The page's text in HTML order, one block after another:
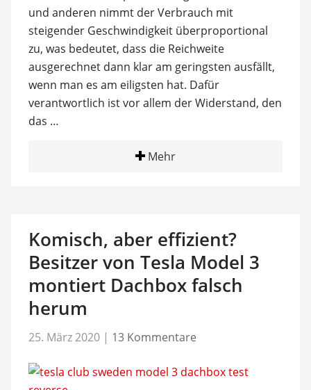
und anderen nimmt der Verbrauch mit
steigender Geschwindigkeit überproportional
zu, was bedeutet, dass die Reichweite
ausgerechnet dann klar am geringsten ausfällt,
wenn man es am eiligsten hat. Dafür
verantwortlich ist vor allem der Widerstand, den
das …
Mehr
Komisch, aber effizient?
Besitzer von Tesla Model 3
montiert Dachbox falsch
herum
25. März 2020 | 13 Kommentare